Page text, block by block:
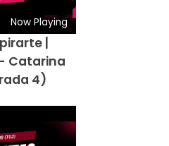
Now Playing
|
Catarina
4)